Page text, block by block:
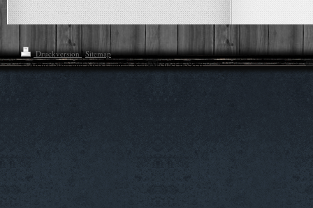
Alle Meldungen
Druckversion| Sitemap
© Archiv Stadt und Kreis Lauban, Kurt-Michael Beckert